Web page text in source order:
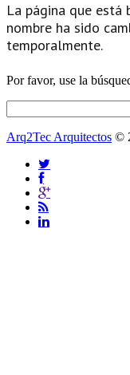
La página que está
nombre ha sido
temporalmente.
Por favor, use la
Arq2Tec Arquitectos ©